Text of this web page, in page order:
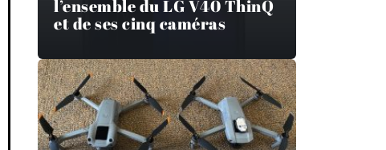
l’ensemble du LG V40 ThinQ
et de ses cinq caméras